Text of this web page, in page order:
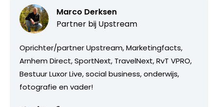
Marco Derksen
Partner bij Upstream
Oprichter/partner Upstream, Marketingfacts,
Arnhem Direct, SportNext, TravelNext, RvT VPRO,
Bestuur Luxor Live, social business, onderwijs,
fotografie en vader!